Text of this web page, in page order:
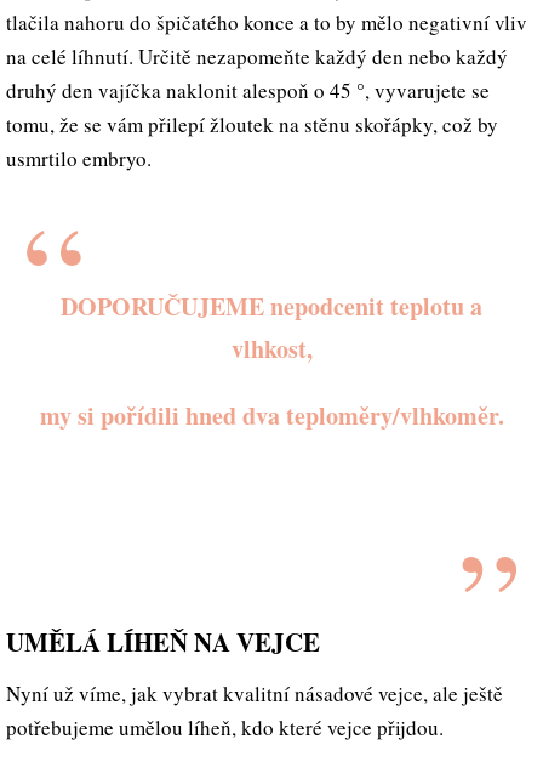
tlačila nahoru do špičatého konce a to by mělo negativní vliv
na celé líhnutí. Určitě nezapomeňte každý den nebo každý
druhý den vajíčka naklonit alespoň o 45 °, vyvarujete se
tomu, že se vám přilepí žloutek na stěnu skořápky, což by
usmrtilo embryo.
DOPORUČUJEME nepodcenit teplotu a
vlhkost,
my si pořídili hned dva teploměry/vlhkoměr.
UMĚLÁ LÍHEŇ NA VEJCE
Nyní už víme, jak vybrat kvalitní násadové vejce, ale ještě
potřebujeme umělou líheň, kdo které vejce přijdou.